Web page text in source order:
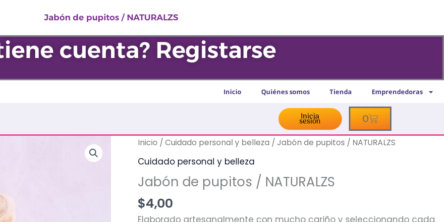
Jabón de pupitos / NATURALZS
cuenta? Registarse
Inicio Quiénes somos Tienda Emprendedoras
Inicia
sesión 0
Cart
Inicio / Cuidado personal y belleza / Jabón de pupitos / NATURALZS
Cuidado personal y belleza
Jabón de pupitos / NATURALZS
$4,00
Elaborado artesanalmente con mucho cariño y seleccionando cada
Jabón
de
/
NATURALZS
cantidad
/
NATURALZS
cantidad